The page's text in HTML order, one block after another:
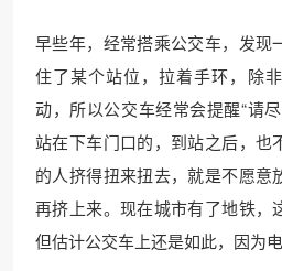
早些年，经常搭乘公交车，发现
住了某个站位，拉着手环，除
动，所以公交车经常会提醒“请尽
站在下车门口的，到站之后，也
的人挤得扭来扭去，就是不愿意
再挤上来。现在城市有了地铁，
但估计公交车上还是如此，因为